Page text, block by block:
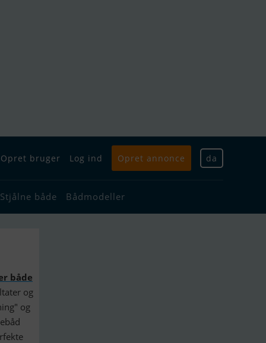
Opret bruger Log ind Opret annonce da
Stjålne både Bådmodeller
både
og
og